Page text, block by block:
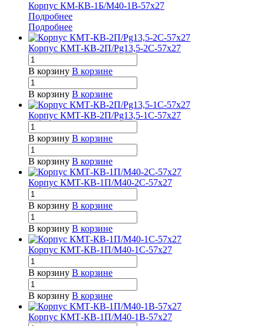
Корпус КМ-КВ-1Б/М40-1В-57х27
Подробнее
Подробнее
Корпус КМТ-КВ-2П/Pg13,5-2С-57х27
В корзину В корзине
В корзину В корзине
Корпус КМТ-КВ-2П/Pg13,5-1С-57х27
В корзину В корзине
В корзину В корзине
Корпус КМТ-КВ-1П/М40-2С-57х27
В корзину В корзине
В корзину В корзине
Корпус КМТ-КВ-1П/М40-1С-57х27
В корзину В корзине
В корзину В корзине
Корпус КМТ-КВ-1П/М40-1В-57х27